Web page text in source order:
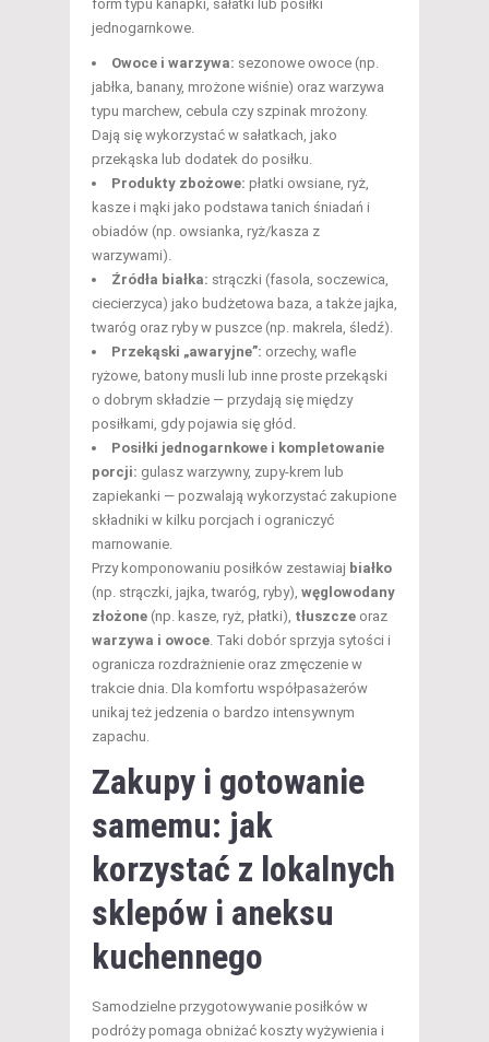
form typu kanapki, sałatki lub posiłki
jednogarnkowe.
Owoce i warzywa: sezonowe owoce (np.
jabłka, banany, mrożone wiśnie) oraz warzywa
typu marchew, cebula czy szpinak mrożony.
Dają się wykorzystać w sałatkach, jako
przekąska lub dodatek do posiłku.
Produkty zbożowe: płatki owsiane, ryż,
kasze i mąki jako podstawa tanich śniadań i
obiadów (np. owsianka, ryż/kasza z
warzywami).
Źródła białka: strączki (fasola, soczewica,
ciecierzyca) jako budżetowa baza, a także jajka,
twaróg oraz ryby w puszce (np. makrela, śledź).
Przekąski „awaryjne”: orzechy, wafle
ryżowe, batony musli lub inne proste przekąski
o dobrym składzie — przydają się między
posiłkami, gdy pojawia się głód.
Posiłki jednogarnkowe i kompletowanie
porcji: gulasz warzywny, zupy-krem lub
zapiekanki — pozwalają wykorzystać zakupione
składniki w kilku porcjach i ograniczyć
marnowanie.
Przy komponowaniu posiłków zestawiaj białko
(np. strączki, jajka, twaróg, ryby), węglowodany
złożone (np. kasze, ryż, płatki), tłuszcze oraz
warzywa i owoce. Taki dobór sprzyja sytości i
ogranicza rozdrażnienie oraz zmęczenie w
trakcie dnia. Dla komfortu współpasażerów
unikaj też jedzenia o bardzo intensywnym
zapachu.
Zakupy i gotowanie
samemu: jak
korzystać z lokalnych
sklepów i aneksu
kuchennego
Samodzielne przygotowywanie posiłków w
podróży pomaga obniżać koszty wyżywienia i